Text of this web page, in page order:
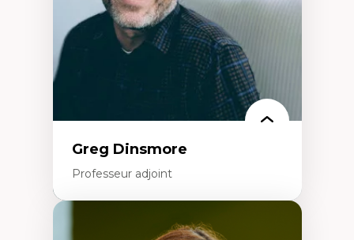
francophone minoritaire
Identité linguistique et culturelle
Recherche-action et approches
participatives
Leadership éducatif et pratiques réflexives
Éducation durable et bien-être en
Greg Dinsmore
Professeur adjoint